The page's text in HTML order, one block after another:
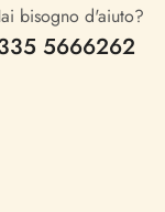
bisogno d'aiuto?
5666262